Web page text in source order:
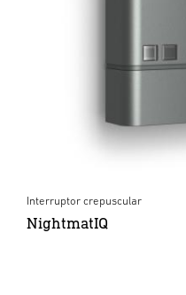
Interruptor crepuscular
NightmatIQ